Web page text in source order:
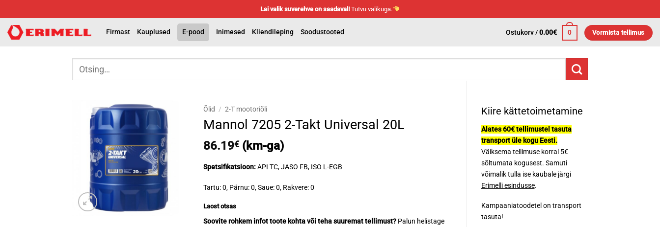
to
content
Lai valik suverehve on saadaval! Tutvu valikuga.
Firmast Kauplused E-pood Inimesed Kliendileping Soodustooted Ostukorv /0.00€ 0 Vormista tellimus
Otsi:
Kiire kättetoimetamine
Alates 60€ tellimustel tasuta
transport üle kogu Eesti.
Väiksema tellimuse korral 5€
sõltumata kogusest. Samuti
võimalik tulla ise kaubale järgi
Erimelli esindusse.
Kampaaniatoodetel on transport
tasuta!
Õlid / 2-T mootoriõli
Mannol 7205 2-Takt Universal 20L
86.19€(km-ga)
Spetsifikatsioon:API TC, JASO FB, ISO L-EGB
Tartu: 0, Pärnu: 0, Saue: 0, Rakvere: 0
Laost otsas
Soovite rohkem infot toote kohta või teha suuremat tellimust? Palun helistage